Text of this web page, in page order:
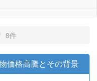
8件
価格高騰とその背景